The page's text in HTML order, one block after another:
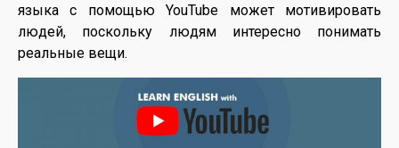
языка с помощью YouTube может мотивировать
людей, поскольку людям интересно понимать
реальные вещи.